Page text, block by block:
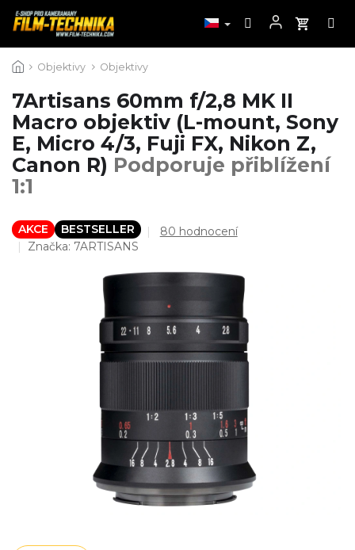
na
Objektivy Objektivy
7Artisans 60mm f/2,8 MK II
Macro objektiv (L-mount, Sony
E, Micro 4/3, Fuji FX, Nikon Z,
Canon R) Podporuje přiblížení
1:1
AKCE BESTSELLER
Průměrné
je
5
hvězdiček.
80 hodnocení
Značka: 7ARTISANS